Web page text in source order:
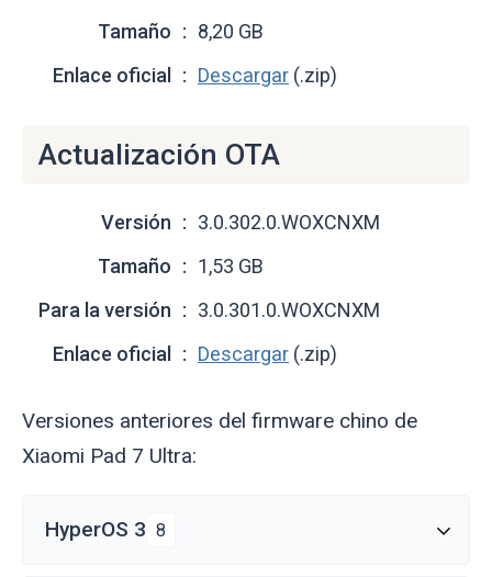
Tamaño
8,20 GB
Enlace oficial
Descargar (.zip)
Actualización OTA
Versión
3.0.302.0.WOXCNXM
Tamaño
1,53 GB
Para la versión
3.0.301.0.WOXCNXM
Enlace oficial
Descargar (.zip)
Versiones anteriores del firmware chino de
Xiaomi Pad 7 Ultra:
HyperOS 3 8